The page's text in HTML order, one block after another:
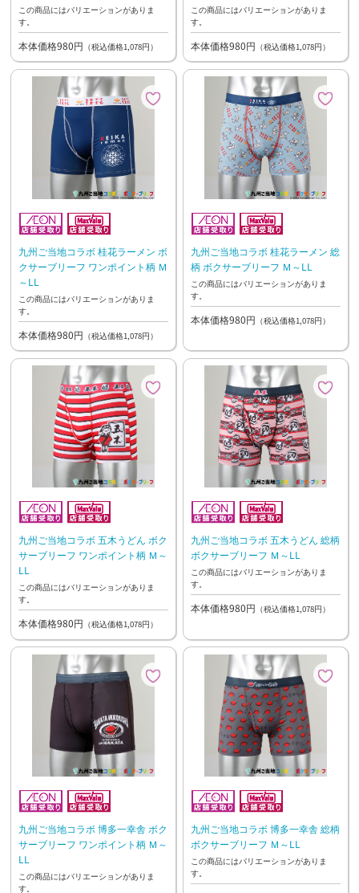
この商品にはバリエーションがありま
す。
本体価格980円 （税込価格1,078円）
この商品にはバリエーションがありま
す。
本体価格980円 （税込価格1,078円）
九州ご当地コラボ 桂花ラーメン ボ
クサーブリーフ ワンポイント柄 Ｍ
～LL
この商品にはバリエーションがありま
す。
本体価格980円 （税込価格1,078円）
九州ご当地コラボ 桂花ラーメン 総
柄 ボクサーブリーフ Ｍ～LL
この商品にはバリエーションがありま
す。
本体価格980円 （税込価格1,078円）
九州ご当地コラボ 五木うどん ボク
サーブリーフ ワンポイント柄 Ｍ～
LL
この商品にはバリエーションがありま
す。
本体価格980円 （税込価格1,078円）
九州ご当地コラボ 五木うどん 総柄
ボクサーブリーフ Ｍ～LL
この商品にはバリエーションがありま
す。
本体価格980円 （税込価格1,078円）
九州ご当地コラボ 博多一幸舎 ボク
サーブリーフ ワンポイント柄 Ｍ～
LL
この商品にはバリエーションがありま
す。
九州ご当地コラボ 博多一幸舎 総柄
ボクサーブリーフ Ｍ～LL
この商品にはバリエーションがありま
す。